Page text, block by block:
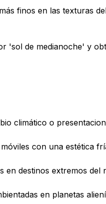
finos en las texturas
'sol de medianoche' y
climático o
con una estética
en destinos extremos del
en planetas